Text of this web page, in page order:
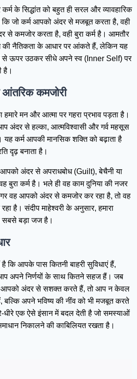
कर्म के सिद्धांत को बहुत ही सरल और व्यावहारिक
कि जो कर्म आपको अंदर से मजबूत करता है, वही
से कमजोर करता है, वही बुरा कर्म है। आमतौर
की नैतिकता के आधार पर आंकते हैं, लेकिन यह
से ऊपर उठकर सीधे अपने स्व (Inner Self) पर
है।
कमजोरी
हमारे मन और आत्मा पर गहरा प्रभाव पड़ता है।
अंदर से हल्का, आत्मविश्वासी और गर्व महसूस
यह कर्म आपकी मानसिक शक्ति को बढ़ाता है
दृढ़ बनाता है।
आपको अंदर से अपराधबोध (Guilt), बेचैनी या
बुरा कर्म है। भले ही वह काम दुनिया की नजर
वह आपको अंदर से कमजोर कर रहा है, तो वह
है। संदीप माहेश्वरी के अनुसार, हमारा
सबसे बड़ा जज है।
कि आपके पास कितनी बाहरी सुविधाएं हैं,
अपने निर्णयों के साथ कितने सहज हैं। जब
आपको अंदर से सशक्त करते हैं, तो आप न केवल
अपने भविष्य की नींव को भी मजबूत करते
धीरे एक ऐसे इंसान में बदल देती है जो समस्याओं
निकालने की काबिलियत रखता है।